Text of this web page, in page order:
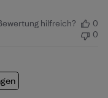
hilfreich?
0
0